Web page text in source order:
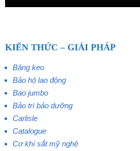
KIẾN THỨC – GIẢI PHÁP
Băng keo
Bảo hộ lao động
Bao jumbo
Bảo trì bảo dưỡng
Carlisle
Catalogue
Cơ khí sắt mỹ nghệ